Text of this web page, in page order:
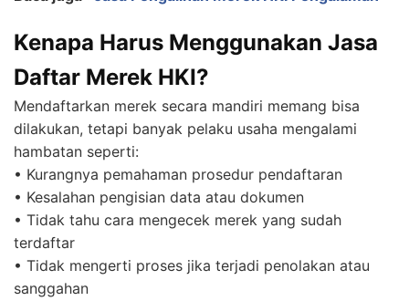
Kenapa Harus Menggunakan Jasa
Daftar Merek HKI?
Mendaftarkan merek secara mandiri memang bisa
dilakukan, tetapi banyak pelaku usaha mengalami
hambatan seperti:
• Kurangnya pemahaman prosedur pendaftaran
• Kesalahan pengisian data atau dokumen
• Tidak tahu cara mengecek merek yang sudah
terdaftar
• Tidak mengerti proses jika terjadi penolakan atau
sanggahan